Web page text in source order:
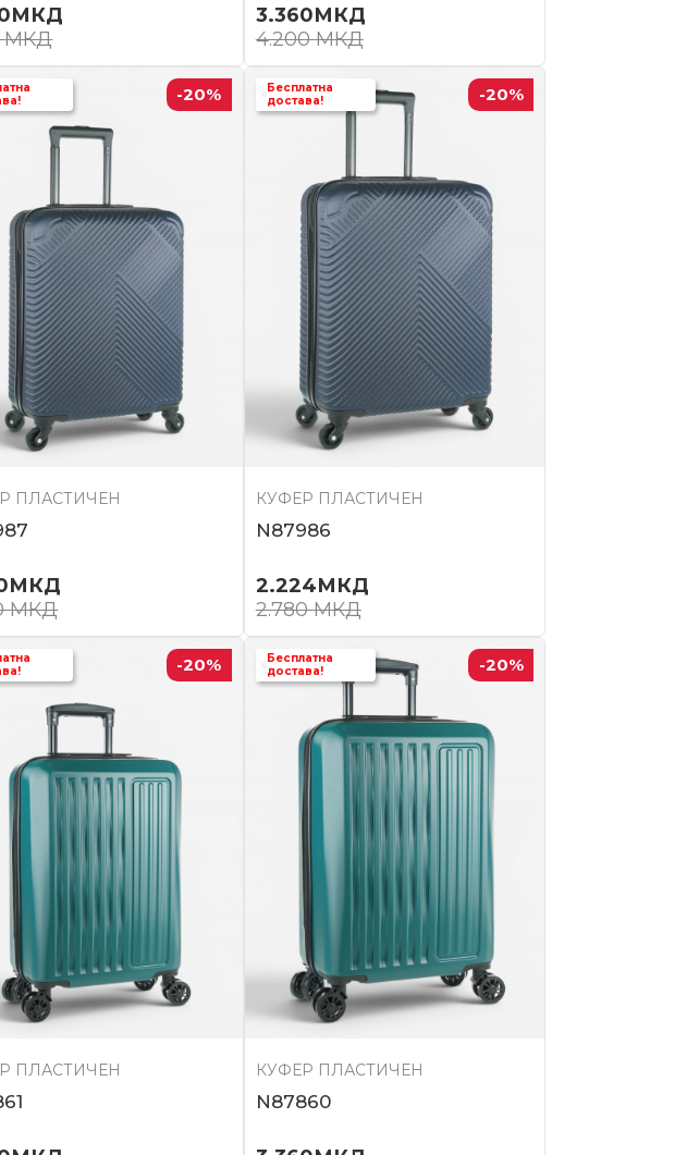
МКД
МКД
3.360МКД
4.200МКД
-20%
ПЛАСТИЧЕН
МКД
МКД
Бесплатна
достава!
-20%
КУФЕР ПЛАСТИЧЕН
N87986
2.224МКД
2.780МКД
-20%
ПЛАСТИЧЕН
Бесплатна
достава!
-20%
КУФЕР ПЛАСТИЧЕН
N87860